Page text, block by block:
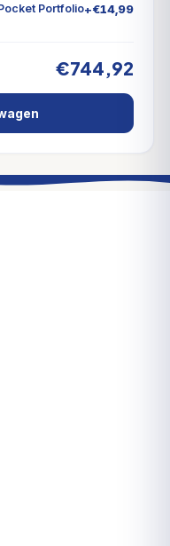
Portfolio+€14,99
€744,92